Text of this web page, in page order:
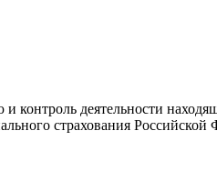
деятельности
страхования Российской